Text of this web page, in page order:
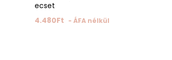
ecset
4.480Ft - ÁFA nélkül